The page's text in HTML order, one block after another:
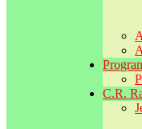
C.R.